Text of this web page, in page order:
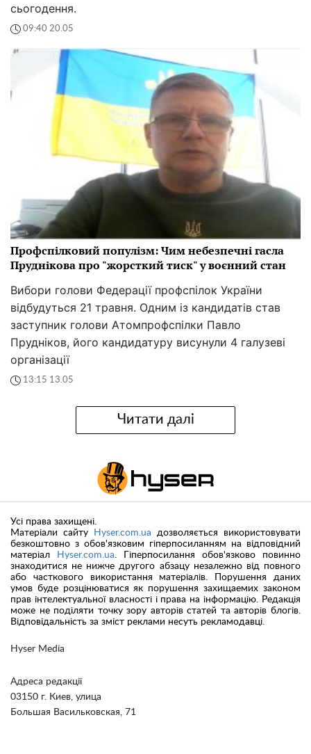
сьогодення.
09:40 20.05
Профспілковий популізм: Чим небезпечні гасла
Пруднікова про "жорсткий тиск" у воєнний стан
Вибори голови Федерації профспілок України
відбудуться 21 травня. Одним із кандидатів став
заступник голови Атомпрофспілки Павло
Прудніков, його кандидатуру висунули 4 галузеві
організації
13:15 13.05
Читати далі
Hyser Media
Адреса редакції
03150 г. Киев, улица
Большая Васильковская, 71
Усі права захищені.
Матеріали сайту
Hyser.com.ua дозволяється використовувати
безкоштовно з обов'язковим гіперпосиланням на відповідний
матеріал
Hyser.com.ua. Гіперпосилання обов'язково повинно
знаходитися не нижче другого абзацу незалежно від повного
або часткового використання матеріалів. Порушення даних
умов буде розцінюватися як порушення захищаемих законом
прав інтелектуальної власності і права на інформацію. Редакція
може не поділяти точку зору авторів статей та авторів блогів.
Відповідальність за зміст реклами несуть рекламодавці.